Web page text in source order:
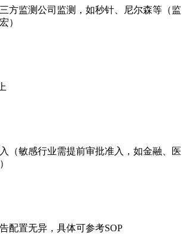
方监测公司监测，如秒针、尼尔森等（监
）
（敏感行业需提前审批准入，如金融、医
配置无异，具体可参考SOP